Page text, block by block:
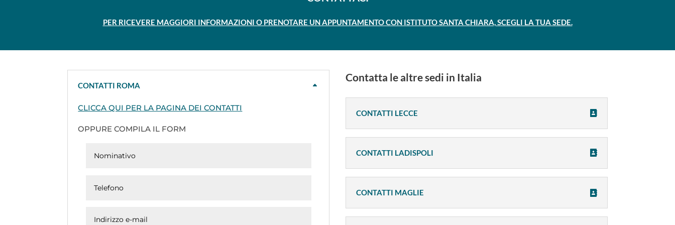
PER RICEVERE MAGGIORI INFORMAZIONI O PRENOTARE UN APPUNTAMENTO CON ISTITUTO SANTA CHIARA, SCEGLI LA TUA SEDE.
CONTATTI ROMA
CLICCA QUI PER LA PAGINA DEI CONTATTI
OPPURE COMPILA IL FORM
Contatta le altre sedi in Italia
CONTATTI LECCE
CONTATTI LADISPOLI
CONTATTI MAGLIE